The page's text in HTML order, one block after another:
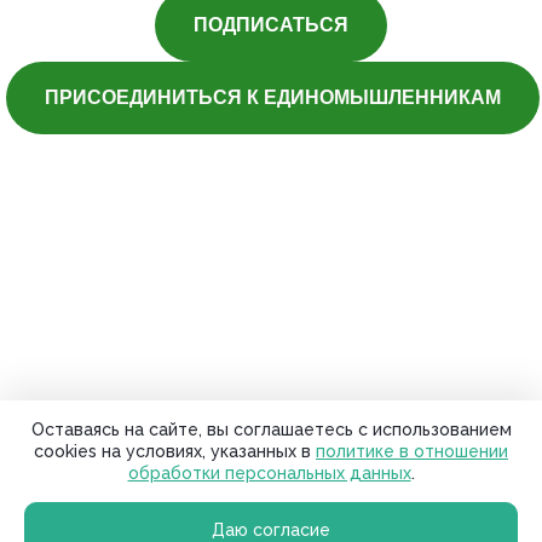
ПОДПИСАТЬСЯ
ПРИСОЕДИНИТЬСЯ К ЕДИНОМЫШЛЕННИКАМ
Оставаясь на сайте, вы соглашаетесь с использованием
cookies на условиях, указанных в политике в отношении
обработки персональных данных.
Даю согласие